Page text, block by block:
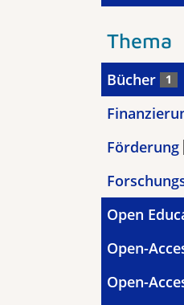
Thema
Bücher 1
Förderung
Open
Open-
Open-